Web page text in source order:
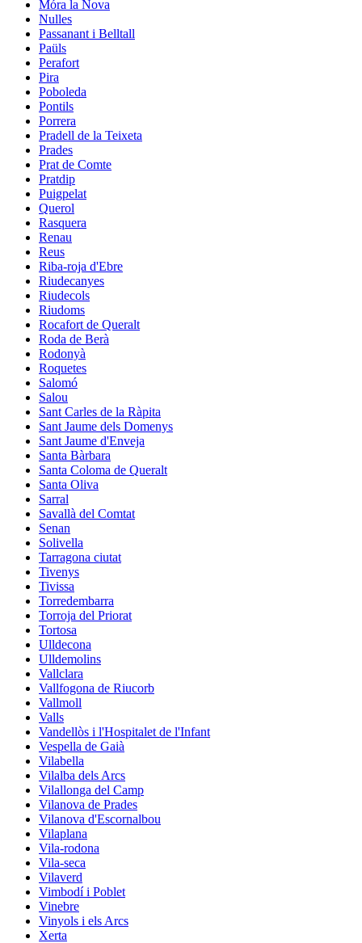
Móra la Nova
Nulles
Passanant i Belltall
Paüls
Perafort
Pira
Poboleda
Pontils
Porrera
Pradell de la Teixeta
Prades
Prat de Comte
Pratdip
Puigpelat
Querol
Rasquera
Renau
Reus
Riba-roja d'Ebre
Riudecanyes
Riudecols
Riudoms
Rocafort de Queralt
Roda de Berà
Rodonyà
Roquetes
Salomó
Salou
Sant Carles de la Ràpita
Sant Jaume dels Domenys
Sant Jaume d'Enveja
Santa Bàrbara
Santa Coloma de Queralt
Santa Oliva
Sarral
Savallà del Comtat
Senan
Solivella
Tarragona ciutat
Tivenys
Tivissa
Torredembarra
Torroja del Priorat
Tortosa
Ulldecona
Ulldemolins
Vallclara
Vallfogona de Riucorb
Vallmoll
Valls
Vandellòs i l'Hospitalet de l'Infant
Vespella de Gaià
Vilabella
Vilalba dels Arcs
Vilallonga del Camp
Vilanova de Prades
Vilanova d'Escornalbou
Vilaplana
Vila-rodona
Vila-seca
Vilaverd
Vimbodí i Poblet
Vinebre
Vinyols i els Arcs
Xerta